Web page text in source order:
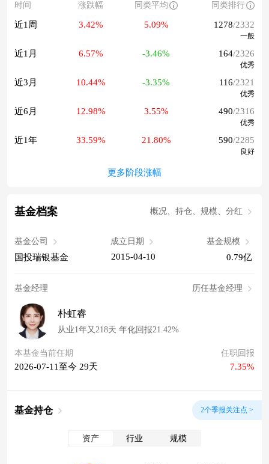
时间 涨跌幅 同类平均 同类排行
近1周 3.42% 5.09% 1278/2332
一般
近1月 6.57% -3.46% 164/2326
优秀
近3月 10.44% -3.35% 116/2321
优秀
近6月 12.98% 3.55% 490/2316
优秀
近1年 33.59% 21.80% 590/2285
良好
更多阶段涨幅
基金档案 概况、持仓、规模、分红
基金公司
国投瑞银基金
成立日期
2015-04-10
基金规模
0.79亿
基金经理 历任基金经理
朴虹睿
从业1年又218天 年化回报21.42%
本基金当前任期
2026-07-11至今 29天
任职回报
7.35%
基金持仓 2个季报关注点 >
资产 行业 规模